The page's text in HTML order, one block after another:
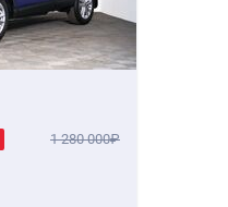
1 280 000